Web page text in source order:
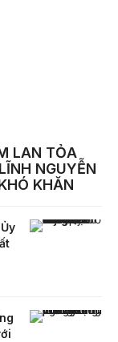
LAN TỎA
NGUYỄN
KHĂN